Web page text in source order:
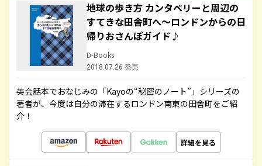
地球の歩き方 カンタベリーと周辺の
すてきな田舎町へ～ロンドンからの日
帰りおさんぽガイド♪
D-Books
2018.07.26 発売
英会話本でおなじみの「Kayoの“秘密のノート”」シリーズの
著者が、今度は自分の滞在するロンドン南東の田舎町をご紹
介！
詳細を見る